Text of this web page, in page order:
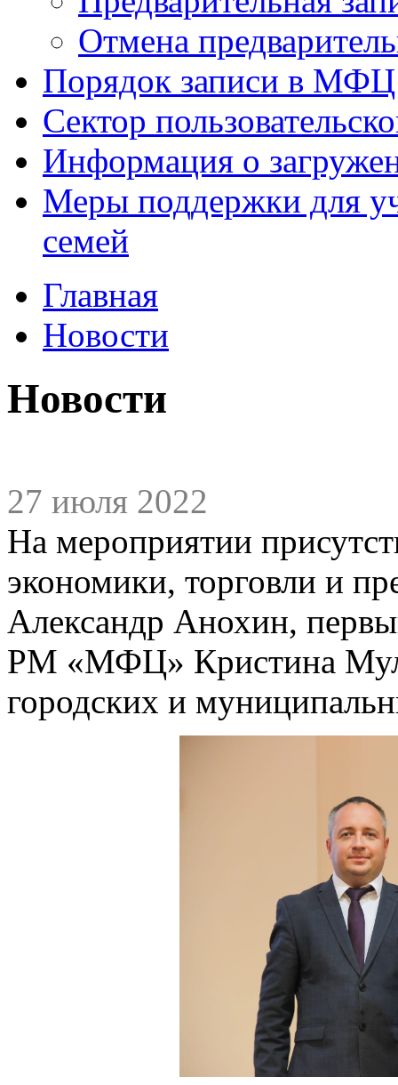
Отмена
Порядок записи в МФЦ
Сектор
Информация о
Меры поддержки для
семей
Главная
Новости
Новости
27 июля 2022
На мероприятии
экономики, торговли и
Александр Анохин,
РМ «МФЦ» Кристина
городских и